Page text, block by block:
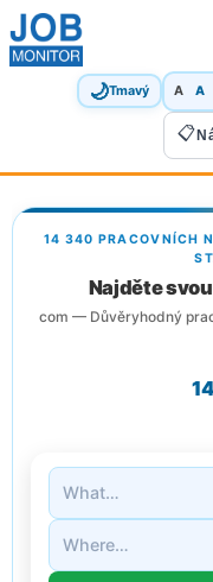
🌙Tmavý A A
📋
14 340 PRACOVNÍCH
Najděte
com — Důvěryhodný